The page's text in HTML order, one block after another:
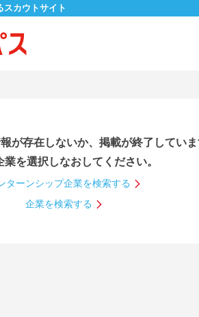
スカウトサイト
が存在しないか、掲載が終了していま
業を選択しなおしてください。
ターンシップ企業を検索する
企業を検索する